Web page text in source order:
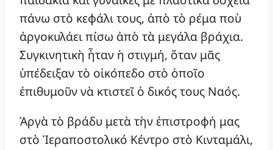
πάνω στὸ κεφάλι τους, ἀπὸ τὸ ρέμα ποὺ
ἀργοκυλάει πίσω ἀπὸ τὰ μεγάλα βράχια.
Συγκινητικὴ ἦταν ἡ στιγμή, ὅταν μᾶς
ὑπέδειξαν τὸ οἰκόπεδο στὸ ὁποῖο
ἐπιθυμοῦν νὰ κτιστεῖ ὁ δικός τους Ναός.
Ἀργὰ τὸ βράδυ μετὰ τὴν ἐπιστροφή μας
στὸ Ἱεραποστολικό Κέντρο στὸ Κινταμάλι,